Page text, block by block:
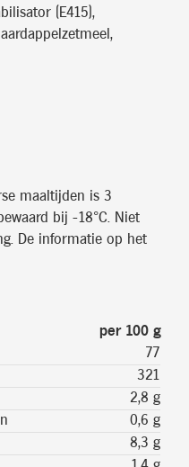
(E415),
maaltijden is 3
bij -18°C. Niet
De informatie op het
per 100 g
77
321
2,8 g
0,6 g
8,3 g